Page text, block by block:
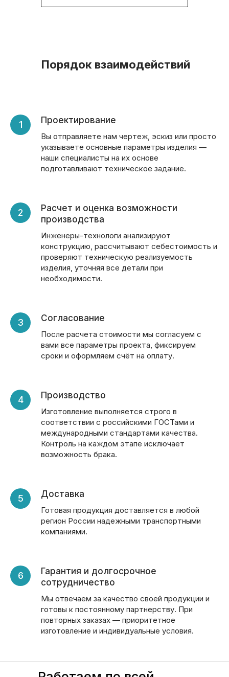
Порядок взаимодействий
Проектирование
Вы отправляете нам чертеж, эскиз или просто
указываете основные параметры изделия —
наши специалисты на их основе
подготавливают техническое задание.
Расчет и оценка возможности
производства
Инженеры-технологи анализируют
конструкцию, рассчитывают себестоимость и
проверяют техническую реализуемость
изделия, уточняя все детали при
необходимости.
Согласование
После расчета стоимости мы согласуем с
вами все параметры проекта, фиксируем
сроки и оформляем счёт на оплату.
Производство
Изготовление выполняется строго в
соответствии с российскими ГОСТами и
международными стандартами качества.
Контроль на каждом этапе исключает
возможность брака.
Доставка
Готовая продукция доставляется в любой
регион России надежными транспортными
компаниями.
Гарантия и долгосрочное
сотрудничество
Мы отвечаем за качество своей продукции и
готовы к постоянному партнерству. При
повторных заказах — приоритетное
изготовление и индивидуальные условия.